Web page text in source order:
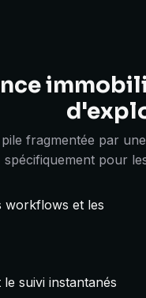
fragmentée par
spécifiquement pour
workflows et les
suivi instantanés